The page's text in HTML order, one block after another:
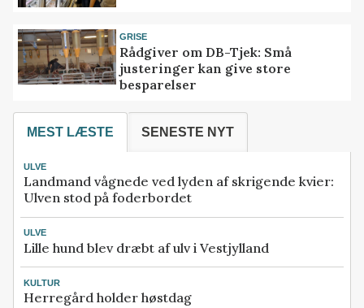
GRISE
Rådgiver om DB-Tjek: Små
justeringer kan give store
besparelser
MEST LÆSTE SENESTE NYT
ULVE
Landmand vågnede ved lyden af skrigende kvier:
Ulven stod på foderbordet
ULVE
Lille hund blev dræbt af ulv i Vestjylland
KULTUR
Herregård holder høstdag